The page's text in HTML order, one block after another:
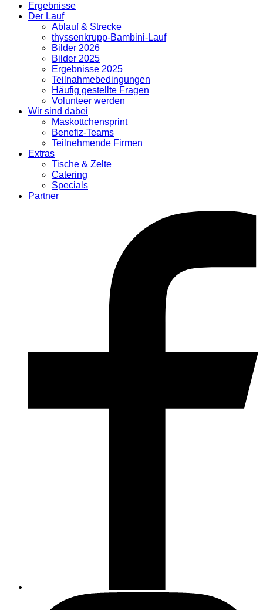
Ergebnisse
Der Lauf
Ablauf & Strecke
thyssenkrupp-Bambini-Lauf
Bilder 2026
Bilder 2025
Ergebnisse 2025
Teilnahmebedingungen
Häufig gestellte Fragen
Volunteer werden
Wir sind dabei
Maskottchensprint
Benefiz-Teams
Teilnehmende Firmen
Extras
Tische & Zelte
Catering
Specials
Partner